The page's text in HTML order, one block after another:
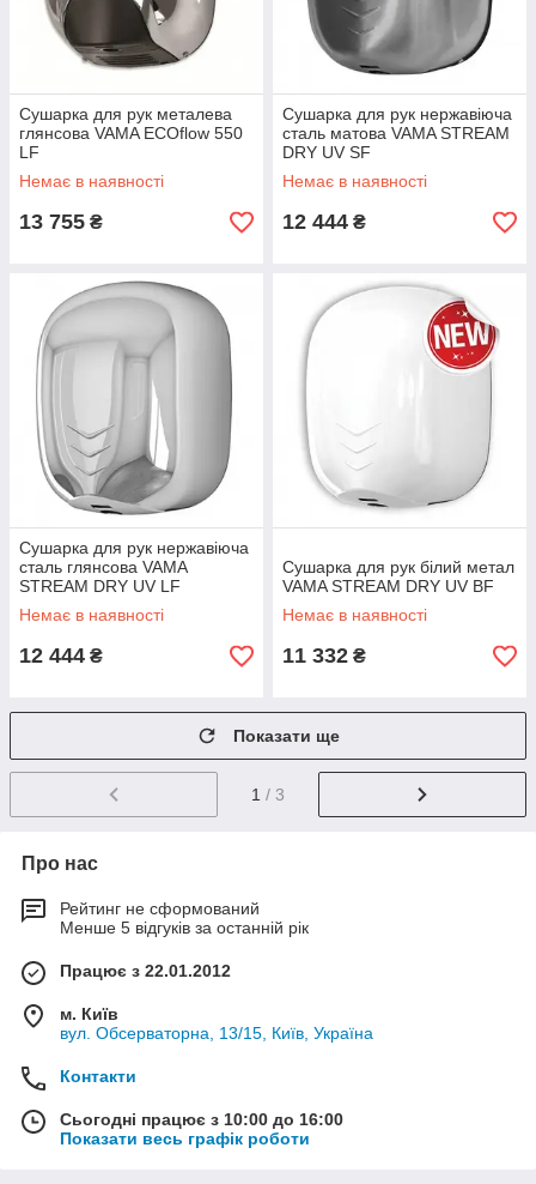
Сушарка для рук металева
глянсова VAMA ECOflow 550
LF
Немає в наявності
13 755 ₴
Сушарка для рук нержавіюча
сталь матова VAMA STREAM
DRY UV SF
Немає в наявності
12 444 ₴
Сушарка для рук нержавіюча
сталь глянсова VAMA
STREAM DRY UV LF
Немає в наявності
12 444 ₴
Сушарка для рук білий метал
VAMA STREAM DRY UV BF
Немає в наявності
11 332 ₴
Показати ще
1 / 3
Про нас
Рейтинг не сформований
Менше 5 відгуків за останній рік
Працює з 22.01.2012
м. Київ
вул. Обсерваторна, 13/15, Київ, Україна
Контакти
Сьогодні працює з 10:00 до 16:00
Показати весь графік роботи